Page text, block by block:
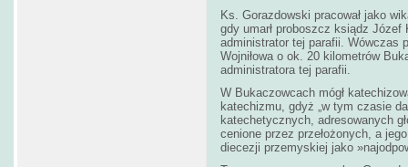
Ks. Gorazdowski pracował jako
gdy umarł proboszcz ksiądz Józef
administrator tej parafii. Wówczas
Wojniłowa o ok. 20 kilometrów
administratora tej parafii.
W Bukaczowcach mógł
katechizmu, gdyż „w tym czasie
katechetycznych, adresowanych
cenione przez przełożonych, a
diecezji przemyskiej jako